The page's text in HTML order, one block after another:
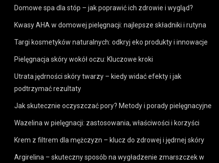
Domowe spa dla stóp – jak poprawić ich zdrowie i wygląd?
Kwasy AHA w domowej pielęgnacji: najlepsze składniki i rutyna
Targi kosmetyków naturalnych: odkryj eko produkty i innowacje
Pielęgnacja skóry wokół oczu: Kluczowe kroki
Utrata jędrności skóry twarzy – kiedy widać efekty i jak
podtrzymać rezultaty
Jak skutecznie oczyszczać pory? Metody i porady pielęgnacyjne
Wazelina w pielęgnacji: zastosowania, właściwości i korzyści
Krem z filtrem dla mężczyzn – klucz do zdrowej i jędrnej skóry
Argirelina – skuteczny sposób na wygładzenie zmarszczek w